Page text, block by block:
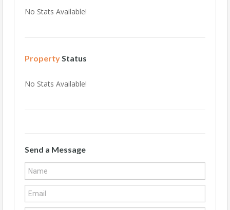
No Stats Available!
Property Status
No Stats Available!
Send a Message